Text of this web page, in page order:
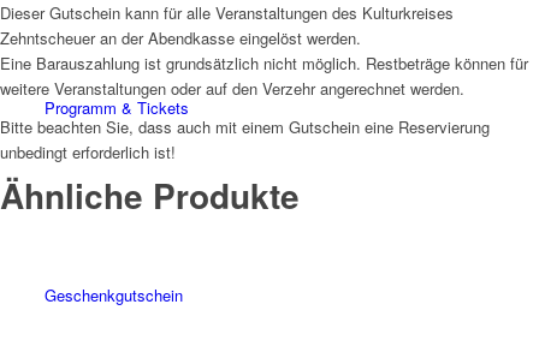
Programm & Tickets
Geschenkgutschein
Dieser Gutschein kann für alle Veranstaltungen des Kulturkreises
Zehntscheuer an der Abendkasse eingelöst werden.
Eine Barauszahlung ist grundsätzlich nicht möglich. Restbeträge können für
weitere Veranstaltungen oder auf den Verzehr angerechnet werden.
Bitte beachten Sie, dass auch mit einem Gutschein eine Reservierung
unbedingt erforderlich ist!
Ähnliche Produkte